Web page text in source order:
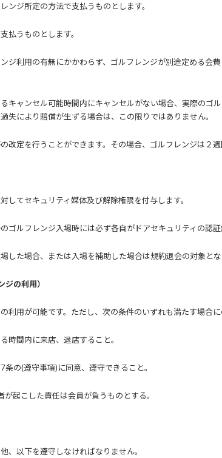
ンジ所定の方法で支払うものとします。
払うものとします。
ジ利用の有無にかかわらず、ゴルフレンジが別途定める
キャンセル可能時間内にキャンセルがない場合、実際の
失により賠償が生ずる場合は、この限りではありません。
改定を行うことができます。その場合、ゴルフレンジは２
してセキュリティ媒体及び解除権限を付与します。
ゴルフレンジ入場時には必ず各自がドアセキュリティの認証
した場合、または入場を補助した場合は規約退会の対象とな
の利用）
利用が可能です。ただし、次の条件のいずれも満たす場合
時間内に来店、退店すること。
条の(遵守事項)に同意、遵守できること。
起こした責任は会員が負うものとする。
、以下を遵守しなければなりません。